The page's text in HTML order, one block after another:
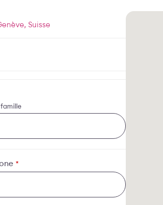
Suisse
famille
*